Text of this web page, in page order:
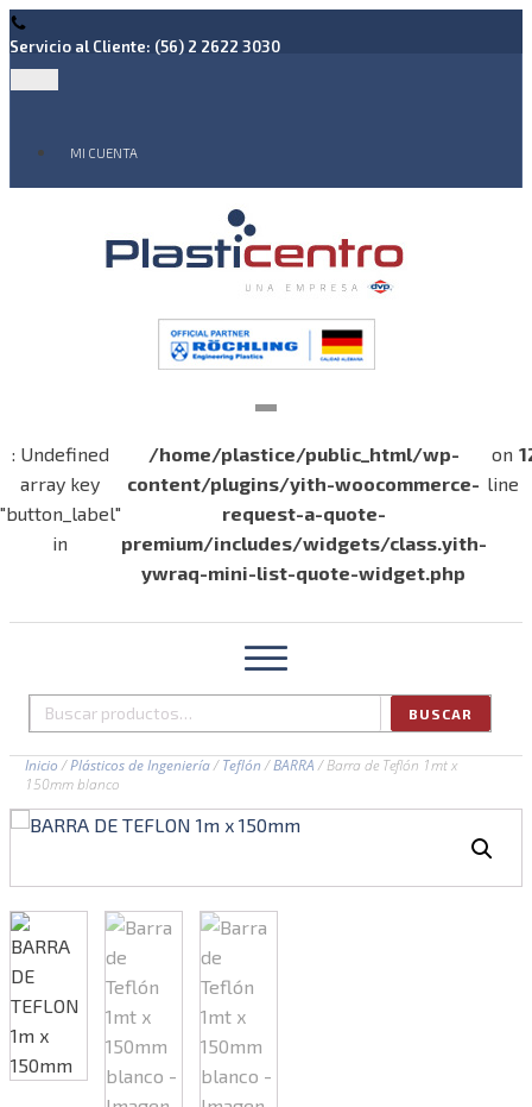
Servicio al Cliente: (56) 2 2622 3030
MI CUENTA
: Undefined
array key
"button_label"
in
/home/plastice/public_html/wp-
content/plugins/yith-woocommerce-
request-a-quote-
premium/includes/widgets/class.yith-
ywraq-mini-list-quote-widget.php
on
line
Buscar
BUSCAR
Inicio/Plásticos de Ingeniería/Teflón/BARRA/ Barra de Teflón 1mt x
150mm blanco